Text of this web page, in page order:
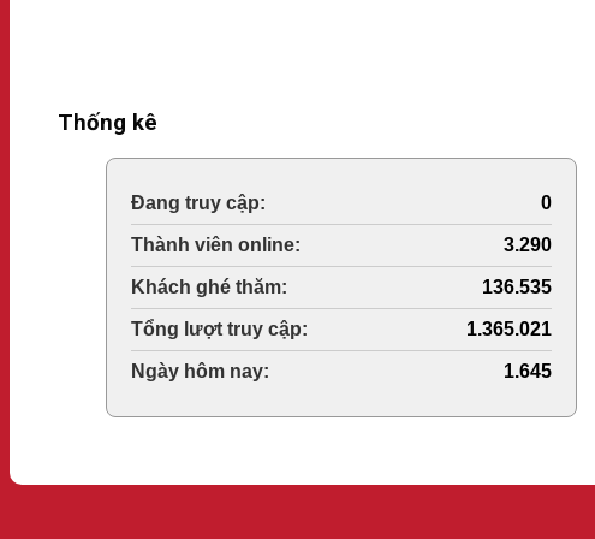
Thống kê
Online Visitors: 0
Today's Views: 3.290
Last 30 Days Views: 136.535
Total Views: 1.365.021
Total Users: 1.645